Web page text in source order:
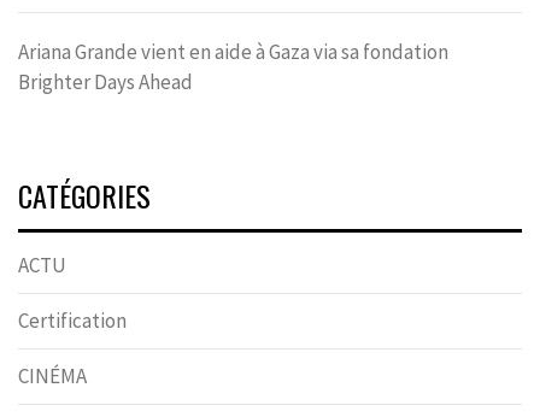
Ariana Grande vient en aide à Gaza via sa fondation
Brighter Days Ahead
CATÉGORIES
ACTU
Certification
CINÉMA